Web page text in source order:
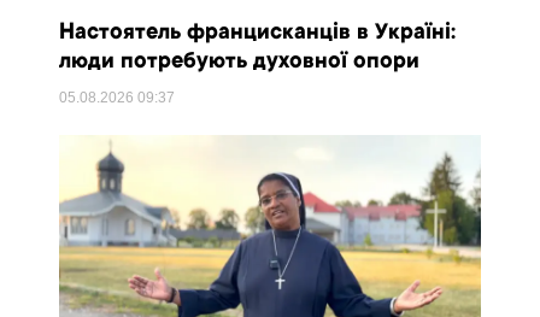
Настоятель францисканців в Україні:
люди потребують духовної опори
05.08.202609:37